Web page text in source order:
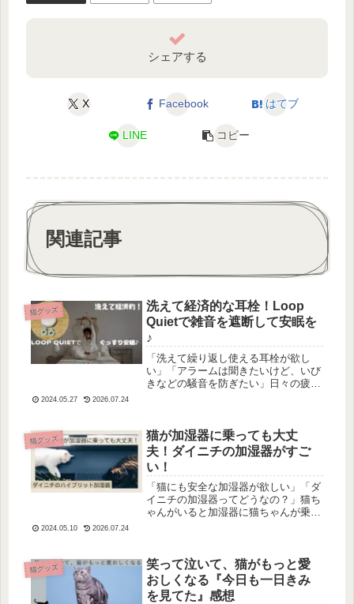
シェアする
X Facebook はてブ
LINE コピー
関連記事
猫グッズ
洗えて経済的な耳栓！Loop
Quietで雑音を遮断して安眠を
♪
「洗えて繰り返し使える耳栓が欲し
い」「アラームは聞きたいけど、いび
きなどの騒音を防ぎたい」日々の疲れ
たり…して眠れないことってあります
よね...
2024.05.27 2026.07.24
猫グッズ
猫が加湿器に乗っても大丈
夫！ダイニチの加湿器がすご
い！
「猫にも安全な加湿器が欲しい」「ダ
イニチの加湿器ってどうなの？」猫ち
ゃんがいると加湿器に猫ちゃんが乗っ
ハイブリット加湿器です！これを使え
ば...
2024.05.10 2026.07.24
猫グッズ
笑って泣いて、猫がもっと愛
おしくなる『今日も一日きみ
を見てた』感想